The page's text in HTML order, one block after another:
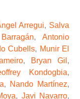
Arregui, Salva
,Antonio
Cubells, Munir El
, Bryan Gil ,
Kondogbia,
, Nando Martínez,
, Javi Navarro,